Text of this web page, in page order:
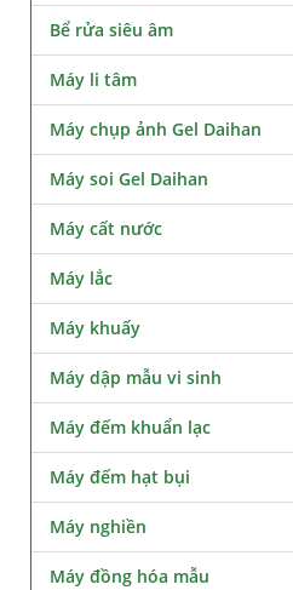
Bể rửa siêu âm
Máy li tâm
Máy chụp ảnh Gel Daihan
Máy soi Gel Daihan
Máy cất nước
Máy lắc
Máy khuấy
Máy dập mẫu vi sinh
Máy đếm khuẩn lạc
Máy đếm hạt bụi
Máy nghiền
Máy đồng hóa mẫu